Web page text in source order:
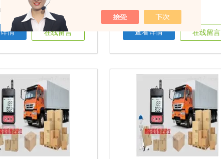
：2025-04-18
情 在线留言
更新日期：2025-04-18
查看详情 在线留言